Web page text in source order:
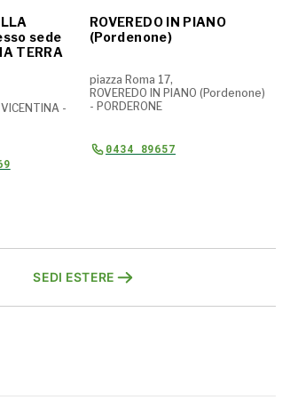
sede
TERRA
-
ROVEREDO IN PIANO
(Pordenone)
piazza Roma 17,
ROVEREDO IN PIANO (Pordenone)
- PORDERONE
0434 89657
SEDI ESTERE